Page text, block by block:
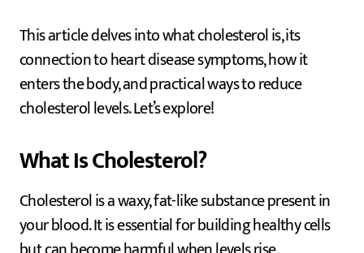
This article delves into what cholesterol is, its
connection to heart disease symptoms, how it
enters the body, and practical ways to reduce
cholesterol levels. Let’s explore!
What Is Cholesterol?
Cholesterol is a waxy, fat-like substance present in
your blood. It is essential for building healthy cells